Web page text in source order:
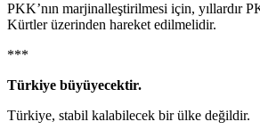
PKK’nın marjinalleştirilmesi için, yıllardır
Kürtler üzerinden hareket edilmelidir.
***
Türkiye büyüyecektir.
Türkiye, stabil kalabilecek bir ülke değildir.